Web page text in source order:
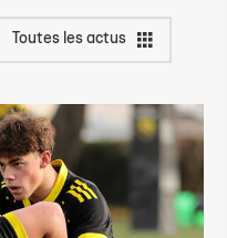
Toutes les actus